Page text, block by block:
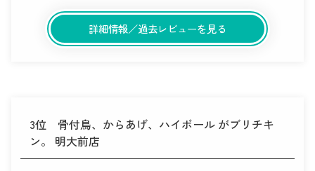
詳細情報／過去レビューを見る
3位 骨付鳥、からあげ、ハイボール がブリチキ
ン。 明大前店